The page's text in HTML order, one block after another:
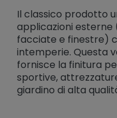
Il classico prodotto
applicazioni esterne
facciate e finestre)
intemperie. Questa
fornisce la finitura
sportive,
giardino di alta